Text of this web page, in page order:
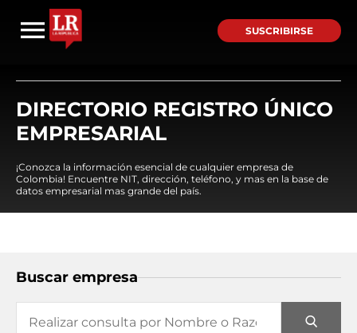
SUSCRIBIRSE
DIRECTORIO REGISTRO ÚNICO
EMPRESARIAL
¡Conozca la información esencial de cualquier empresa de
Colombia! Encuentre NIT, dirección, teléfono, y mas en la base de
datos empresarial mas grande del país.
Buscar empresa